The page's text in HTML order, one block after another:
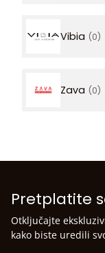
Vibia (0)
Zava (0)
Pretplatite
Otključajte
kako biste uredili